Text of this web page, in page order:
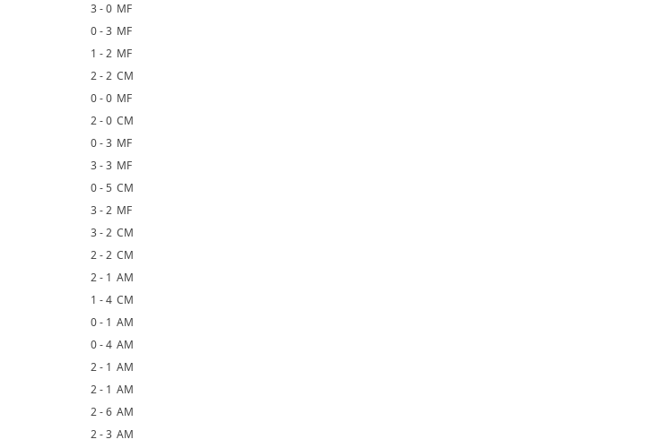
3 - 0 MF
0 - 3 MF
1 - 2 MF
2 - 2 CM
0 - 0 MF
2 - 0 CM
0 - 3 MF
3 - 3 MF
0 - 5 CM
3 - 2 MF
3 - 2 CM
2 - 2 CM
2 - 1 AM
1 - 4 CM
0 - 1 AM
0 - 4 AM
2 - 1 AM
2 - 1 AM
2 - 6 AM
2 - 3 AM